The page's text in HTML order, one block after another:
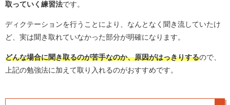
取っていく練習法です。
ディクテーションを行うことにより、なんとなく聞き流していたけ
ど、実は聞き取れていなかった部分が明確になります。
どんな場合に聞き取るのが苦手なのか、原因がはっきりするので、
上記の勉強法に加えて取り入れるのがおすすめです。